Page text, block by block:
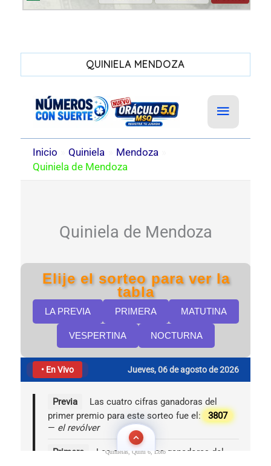
QUINIELA MENDOZA
Quinielas, Quini 6, Loto